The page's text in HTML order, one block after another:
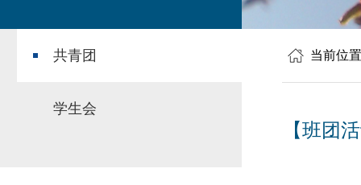
共青团
学生会
当前位
【班团